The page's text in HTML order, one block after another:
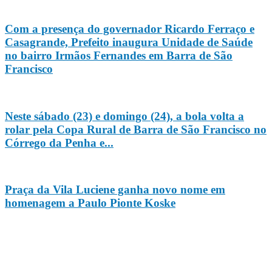
Com a presença do governador Ricardo Ferraço e
Casagrande, Prefeito inaugura Unidade de Saúde
no bairro Irmãos Fernandes em Barra de São
Francisco
Neste sábado (23) e domingo (24), a bola volta a
rolar pela Copa Rural de Barra de São Francisco no
Córrego da Penha e...
Praça da Vila Luciene ganha novo nome em
homenagem a Paulo Pionte Koske